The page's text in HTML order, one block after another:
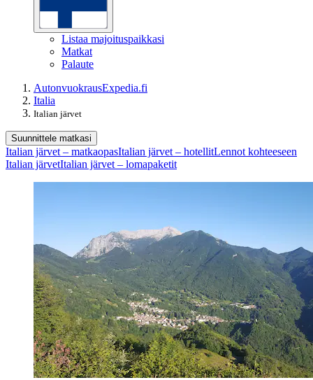
Listaa majoituspaikkasi
Matkat
Palaute
AutonvuokrausExpedia.fi
Italia
Italian järvet
Suunnittele matkasi
Italian järvet – matkaopasItalian järvet – hotellitLennot kohteeseen
Italian järvetItalian järvet – lomapaketit